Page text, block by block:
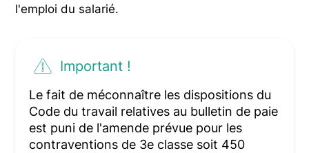
l'emploi du salarié.
Important !
Le fait de méconnaître les dispositions du
Code du travail relatives au bulletin de paie
est puni de l'amende prévue pour les
contraventions de 3e classe soit 450